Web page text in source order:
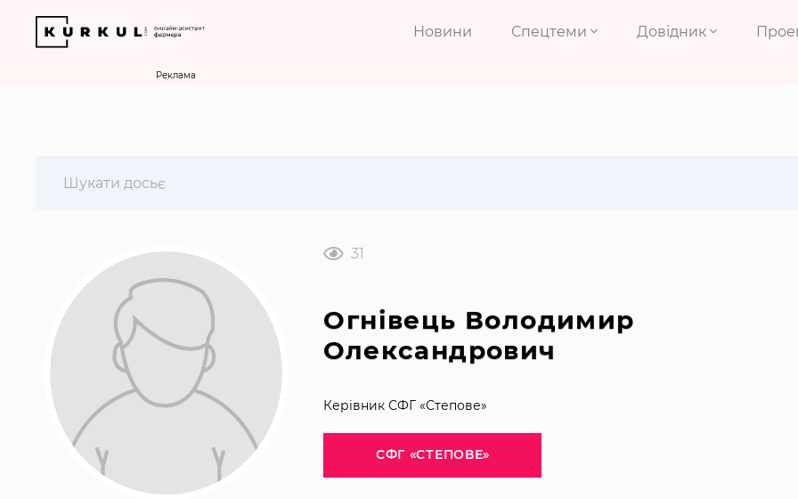
Новини Спецтеми Довідник
Реклама
31
Огнівець Володимир
Олександрович
Керівник СФГ «Степове»
СФГ «СТЕПОВЕ»